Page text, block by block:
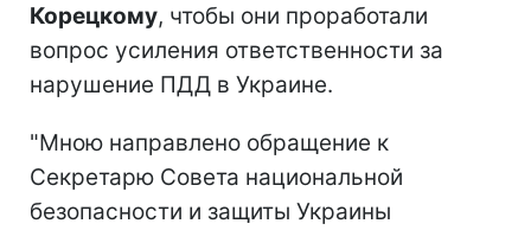
Корецкому, чтобы они проработали
вопрос усиления ответственности за
нарушение ПДД в Украине.
"Мною направлено обращение к
Секретарю Совета национальной
безопасности и защиты Украины